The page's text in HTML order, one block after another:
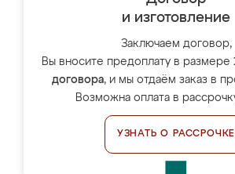
и изготовление
Заключаем договор,
Вы вносите предоплату в размере
договора, и мы отдаём заказ в
Возможна оплата в
УЗНАТЬ О РАССРОЧКЕ